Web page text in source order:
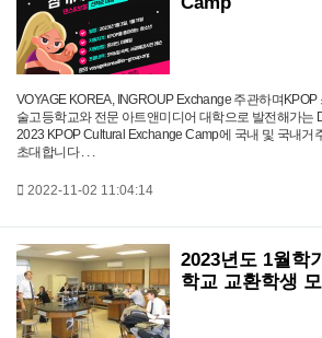
VOYAGE KOREA, INGROUP Exchange 주관하며
술고등학교와 전문 아트앤미디어 대학으로 발전해가는
2023 KPOP Cultural Exchange Camp에 국내 및 국내거
초대합니다 . . .
2022-11-02 11:04:14
2023년도 1월학
학교 교환학생